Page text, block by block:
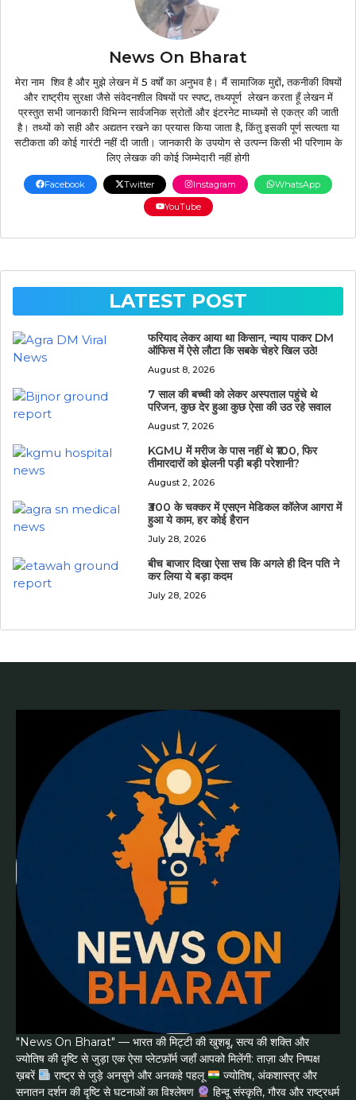
News On Bharat
मेरा नाम शिव है और मुझे लेखन में 5 वर्षों का अनुभव है। मैं सामाजिक मुद्दों, तकनीकी विषयों
और राष्ट्रीय सुरक्षा जैसे संवेदनशील विषयों पर स्पष्ट, तथ्यपूर्ण लेखन करता हूँ लेखन में
प्रस्तुत सभी जानकारी विभिन्न सार्वजनिक स्रोतों और इंटरनेट माध्यमों से एकत्र की जाती
है। तथ्यों को सही और अद्यतन रखने का प्रयास किया जाता है, किंतु इसकी पूर्ण सत्यता या
सटीकता की कोई गारंटी नहीं दी जाती। जानकारी के उपयोग से उत्पन्न किसी भी परिणाम के
लिए लेखक की कोई जिम्मेदारी नहीं होगी
Facebook Twitter Instagram
WhatsApp
YouTube
LATEST POST
फरियाद लेकर आया था किसान, न्याय पाकर DM
ऑफिस में ऐसे लौटा कि सबके चेहरे खिल उठे!
August 8, 2026
7 साल की बच्ची को लेकर अस्पताल पहुंचे थे
परिजन, कुछ देर हुआ कुछ ऐसा की उठ रहे सवाल
August 7, 2026
KGMU में मरीज के पास नहीं थे ₹100, फिर
तीमारदारों को झेलनी पड़ी बड़ी परेशानी?
August 2, 2026
₹300 के चक्कर में एसएन मेडिकल कॉलेज आगरा में
हुआ ये काम, हर कोई हैरान
July 28, 2026
बीच बाजार दिखा ऐसा सच कि अगले ही दिन पति ने
कर लिया ये बड़ा कदम
July 28, 2026
"News On Bharat" — भारत की मिट्टी की खुशबू, सत्य की शक्ति और
ज्योतिष की दृष्टि से जुड़ा एक ऐसा प्लेटफ़ॉर्म जहाँ आपको मिलेंगी: ताज़ा और निष्पक्ष
ख़बरें
राष्ट्र से जुड़े अनसुने और अनकहे पहलू
ज्योतिष, अंकशास्त्र और
सनातन दर्शन की दृष्टि से घटनाओं का विश्लेषण
हिन्दू संस्कृति, गौरव और राष्ट्रधर्म